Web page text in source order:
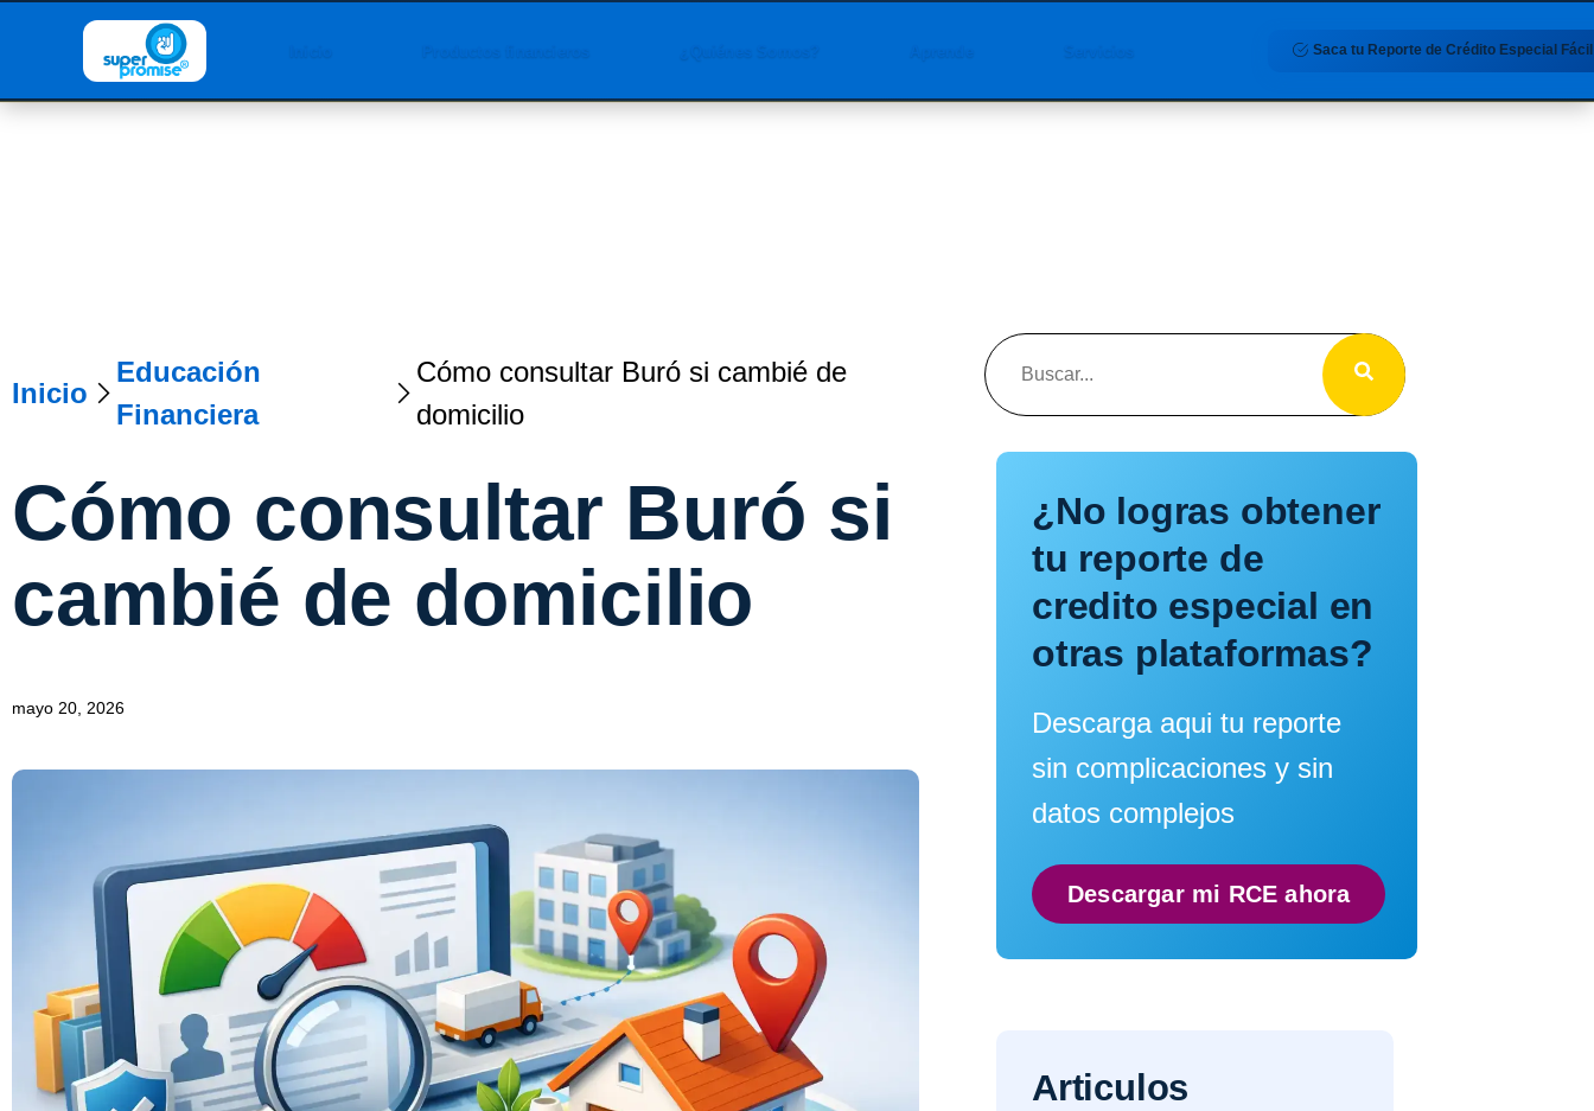
Servicios
Productos financieros ¿Quiénes Somos? Saca tu Reporte de Crédito Especial Fácil
Inicio
Educación
Financiera
Cómo consultar Buró si cambié de
domicilio
Cómo consultar Buró si
cambié de domicilio
mayo 20, 2026
¿No logras obtener
tu reporte de
credito especial en
otras plataformas?
Descarga aqui tu reporte
sin complicaciones y sin
datos complejos
Descargar mi RCE ahora
Articulos